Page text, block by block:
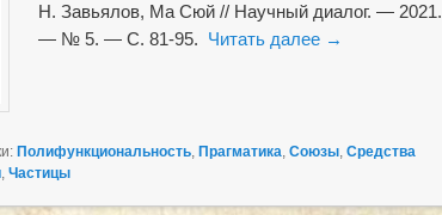
Н. Завьялов, Ма Сюй // Научный диалог. — 2021.
— № 5. — С. 81-95. Читать далее →
Полифункциональность, Прагматика, Союзы, Средства
, Частицы